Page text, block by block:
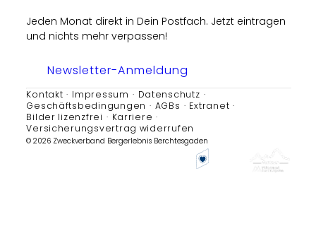
Jeden Monat direkt in Dein Postfach. Jetzt eintragen
und nichts mehr verpassen!
Newsletter-Anmeldung
Kontakt Impressum
Datenschutz
Geschäftsbedingungen
AGBs
Extranet
Bilder lizenzfrei
Karriere
Versicherungsvertrag widerrufen
© 2026 Zweckverband Bergerlebnis Berchtesgaden